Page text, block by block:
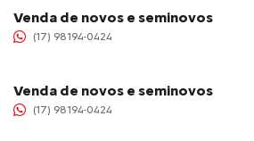
Venda de novos e seminovos
(17) 98194-0424
Venda de novos e seminovos
(17) 98194-0424